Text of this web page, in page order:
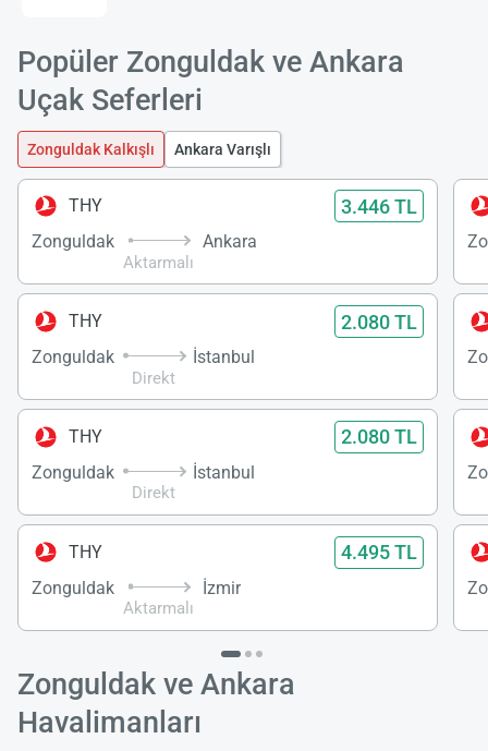
Popüler Zonguldak ve Ankara
Uçak Seferleri
Zonguldak Kalkışlı Ankara Varışlı
THY 3.446 TL
Zonguldak
Aktarmalı
Ankara
THY 2.080 TL
Zonguldak
Direkt
İstanbul
THY 2.080 TL
Zonguldak
Direkt
İstanbul
THY 4.495 TL
Zonguldak
Aktarmalı
İzmir
Zonguldak ve Ankara
Havalimanları